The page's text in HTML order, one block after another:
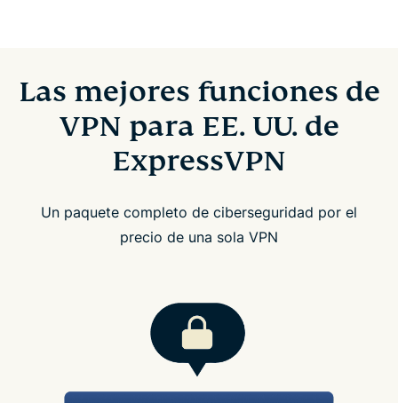
Las mejores funciones de
VPN para EE. UU. de
ExpressVPN
Un paquete completo de ciberseguridad por el
precio de una sola VPN